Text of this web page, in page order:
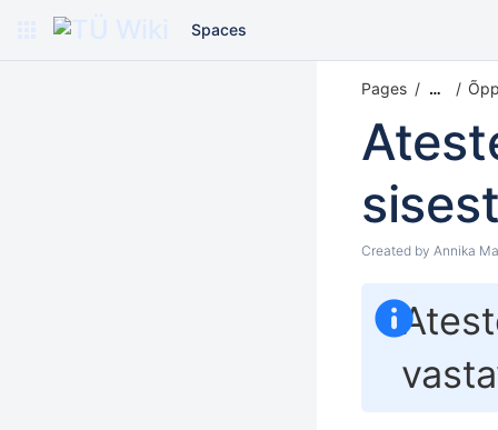
Spaces
Pages …
Created by Annika